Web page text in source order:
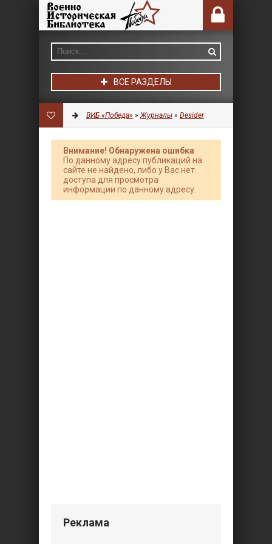
ВСЕ РАЗДЕЛЫ
ВИБ «Победа» »Журналы » Desider
Внимание! Обнаружена ошибка
По данному адресу публикаций на
сайте не найдено, либо у Вас нет
доступа для просмотра
информации по данному адресу.
Реклама